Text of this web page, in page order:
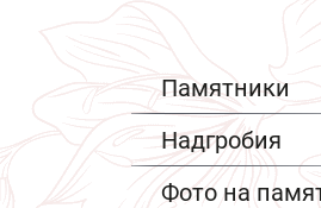
Памятники
Надгробия
Фото на